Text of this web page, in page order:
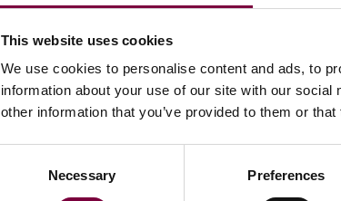
This website uses cookies
We use cookies to personalise content and ads, to
information about your use of our site with our
other information that you’ve provided to them or
Necessary Preferences